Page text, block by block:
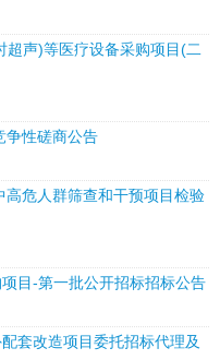
声)等医疗设备采购项目(二
争性磋商公告
危人群筛查和干预项目检验
目-第一批公开招标招标公告
套改造项目委托招标代理及